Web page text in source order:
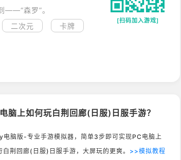
——“森罗”。
二次元 卡牌
[扫码加入游戏]
脑上如何玩白荆回廊(日服)日服手游？
脑版-专业手游模拟器，简单3步即可实现PC电脑上
白荆回廊(日服)日服手游，大屏玩的更爽。 >>模拟教程